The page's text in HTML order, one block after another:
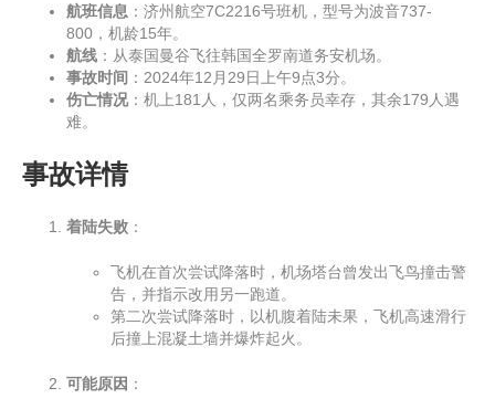
航班信息 ：济州航空7C2216号班机，型号为波音737-
800，机龄15年。
航线 ：从泰国曼谷飞往韩国全罗南道务安机场。
事故时间 ：2024年12月29日上午9点3分。
伤亡情况 ：机上181人，仅两名乘务员幸存，其余179人遇
难。
事故详情
着陆失败 ：
飞机在首次尝试降落时，机场塔台曾发出飞鸟撞击警
告，并指示改用另一跑道。
第二次尝试降落时，以机腹着陆未果，飞机高速滑行
后撞上混凝土墙并爆炸起火。
可能原因 ：